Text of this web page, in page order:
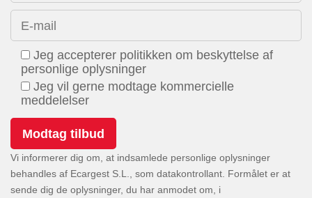
E-mail
Jeg accepterer politikken om beskyttelse af
personlige oplysninger
Jeg vil gerne modtage kommercielle
meddelelser
Vi informerer dig om, at indsamlede personlige oplysninger
behandles af Ecargest S.L., som datakontrollant. Formålet er at
sende dig de oplysninger, du har anmodet om, i